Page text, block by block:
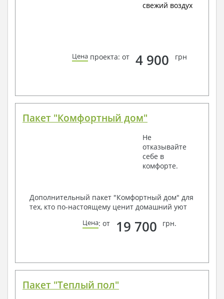
свежий воздух
Цена проекта: от 4 900 грн
Пакет "Комфортный дом"
Не
отказывайте
себе в
комфорте.
Дополнительный пакет "Комфортный дом" для
тех, кто по-настоящему ценит домашний уют
Цена: от 19 700 грн.
Пакет "Теплый пол"